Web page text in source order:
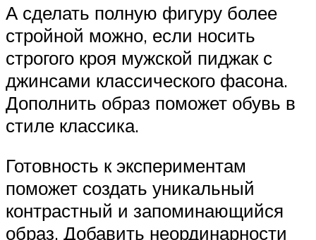
А сделать полную фигуру более
стройной можно, если носить
строгого кроя мужской пиджак с
джинсами классического фасона.
Дополнить образ поможет обувь в
стиле классика.
Готовность к экспериментам
поможет создать уникальный
контрастный и запоминающийся
образ. Добавить неординарности